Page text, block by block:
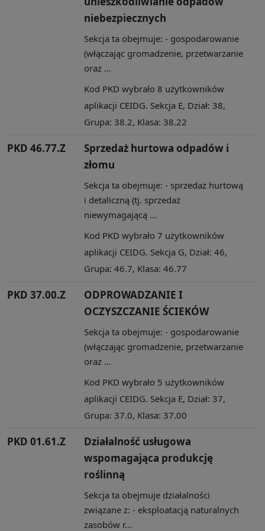
niebezpiecznych
Sekcja ta obejmuje: - gospodarowanie
(włączając gromadzenie, przetwarzanie
oraz ...
Kod PKD wybrało 8 użytkowników
aplikacji CEIDG. Sekcja E, Dział: 38,
Grupa: 38.2, Klasa: 38.22
PKD 46.77.Z
Sprzedaż hurtowa odpadów i
złomu
Sekcja ta obejmuje: - sprzedaż hurtową
i detaliczną (tj. sprzedaż
niewymagającą ...
Kod PKD wybrało 7 użytkowników
aplikacji CEIDG. Sekcja G, Dział: 46,
Grupa: 46.7, Klasa: 46.77
PKD 37.00.Z
ODPROWADZANIE I
OCZYSZCZANIE ŚCIEKÓW
Sekcja ta obejmuje: - gospodarowanie
(włączając gromadzenie, przetwarzanie
oraz ...
Kod PKD wybrało 5 użytkowników
aplikacji CEIDG. Sekcja E, Dział: 37,
Grupa: 37.0, Klasa: 37.00
PKD 01.61.Z
Działalność usługowa
wspomagająca produkcję
roślinną
Sekcja ta obejmuje działalności
związane z: - eksploatacją naturalnych
zasobów r...